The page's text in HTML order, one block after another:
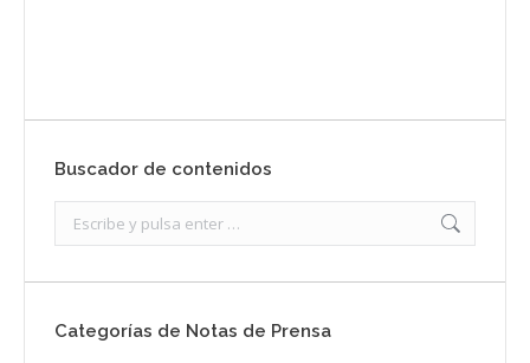
Buscador de contenidos
Categorías de Notas de Prensa